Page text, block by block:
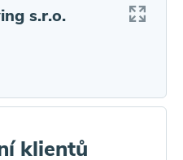
s.r.o.
klientů